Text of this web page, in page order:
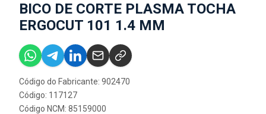
BICO DE CORTE PLASMA TOCHA
ERGOCUT 101 1.4 MM
Código do Fabricante: 902470
Código: 117127
Código NCM: 85159000